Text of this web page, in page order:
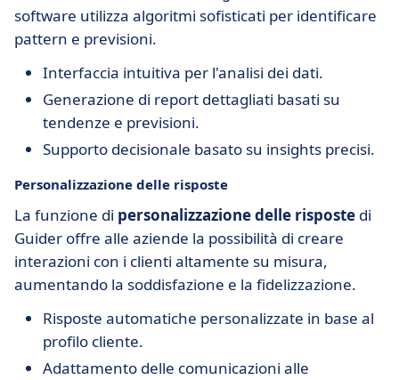
software utilizza algoritmi sofisticati per identificare
pattern e previsioni.
Interfaccia intuitiva per l'analisi dei dati.
Generazione di report dettagliati basati su
tendenze e previsioni.
Supporto decisionale basato su insights precisi.
Personalizzazione delle risposte
La funzione di personalizzazione delle risposte di
Guider offre alle aziende la possibilità di creare
interazioni con i clienti altamente su misura,
aumentando la soddisfazione e la fidelizzazione.
Risposte automatiche personalizzate in base al
profilo cliente.
Adattamento delle comunicazioni alle